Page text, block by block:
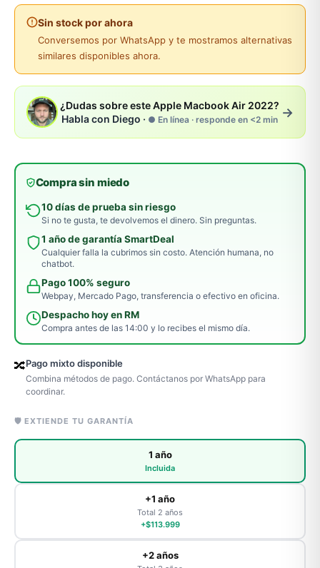
Sin stock por ahora
Conversemos por WhatsApp y te mostramos alternativas
similares disponibles ahora.
¿Dudas sobre este Apple Macbook Air 2022?
Habla con Diego · ● En línea · responde en <2 min →
Compra sin miedo
10 días de prueba sin riesgo
Si no te gusta, te devolvemos el dinero. Sin preguntas.
1 año de garantía SmartDeal
Cualquier falla la cubrimos sin costo. Atención humana, no
chatbot.
Pago 100% seguro
Webpay, Mercado Pago, transferencia o efectivo en oficina.
Despacho hoy en RM
Compra antes de las 14:00 y lo recibes el mismo día.
🔀Pago mixto disponible
Combina métodos de pago. Contáctanos por WhatsApp para
coordinar.
🛡️ EXTIENDE TU GARANTÍA
1 año
Incluida
+1 año
Total 2 años
+$113.999
+2 años